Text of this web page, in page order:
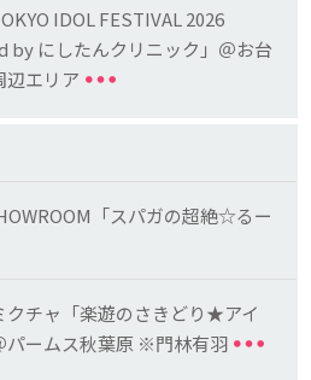
IDOL FESTIVAL 2026
にしたんクリニック」＠お台
辺エリア
「スパガの超絶☆るー
クチャ「楽遊のさきどり★アイ
パームス秋葉原 ※門林有羽